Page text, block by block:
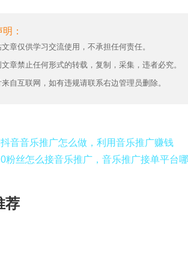
：
章仅供学习交流使用，不承担任何责任。
章禁止任何形式的转载，复制，采集，违者必究。
自互联网，如有违规请联系右边管理员删除。
抖音音乐推广怎么做，利用音乐推广赚钱
0粉丝怎么接音乐推广，音乐推广接单平台
荐